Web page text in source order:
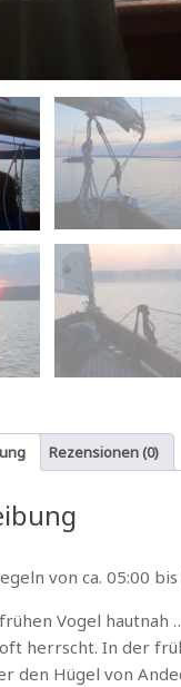
Rezensionen (0)
von ca. 05:00
Vogel hautnah
herrscht. In der
den Hügel von